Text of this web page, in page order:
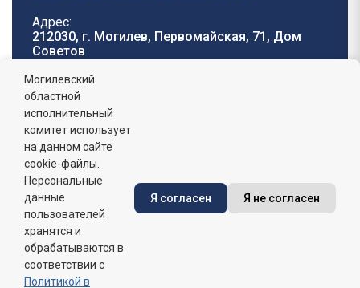
Адрес:
212030, г. Могилев, Первомайская, 71, Дом
Cоветов
Телефон горячей
линии:
8 (0222) 71-32-55
График работы:
пн-пт: 8.00 - 17.00, сб-вс: выходной,
обеденный перерыв: 13:00 - 14:00
Сайт зарегистрирован в Государственном регистре
информационных ресурсов Республики Беларусь. №
Могилевский
областной
исполнительный
комитет использует
на данном сайте
cookie-файлы.
Персональные
данные
пользователей
хранятся и
обрабатываются в
соответствии с
Политикой в
Я согласен Я не согласен